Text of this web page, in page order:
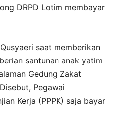
DRPD Lotim membayar
saat memberikan
santunan anak yatim
Gedung Zakat
Pegawai
Kerja (PPPK) saja bayar